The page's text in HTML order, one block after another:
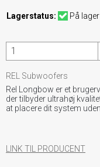
Lagerstatus: På lager
REL Subwoofers
Rel Longbow er et
der tilbyder ultrahøj
at placere dit system
LINK TIL PRODUCENT